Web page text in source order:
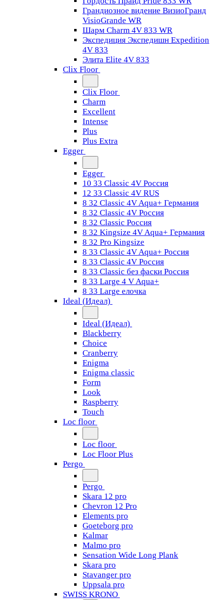
Грандиозное видение ВизиоГранд
VisioGrande WR
Шарм Charm 4V 833 WR
Экспедиция Экспедишн Expedition
4V 833
Элита Elite 4V 833
Clix Floor
Clix Floor
Charm
Excellent
Intense
Plus
Plus Extra
Egger
Egger
10 33 Classic 4V Россия
12 33 Classic 4V RUS
8 32 Classic 4V Aqua+ Германия
8 32 Classic 4V Россия
8 32 Classic Россия
8 32 Kingsize 4V Aqua+ Германия
8 32 Pro Kingsize
8 33 Classic 4V Aqua+ Россия
8 33 Classic 4V Россия
8 33 Classic без фаски Россия
8 33 Large 4 V Aqua+
8 33 Large елочка
Ideal (Идеал)
Ideal (Идеал)
Blackberry
Choice
Cranberry
Enigma
Enigma classic
Form
Look
Raspberry
Touch
Loc floor
Loc floor
Loc Floor Plus
Pergo
Pergo
Skara 12 pro
Chevron 12 Pro
Elements pro
Goeteborg pro
Kalmar
Malmo pro
Sensation Wide Long Plank
Skara pro
Stavanger pro
Uppsala pro
SWISS KRONO